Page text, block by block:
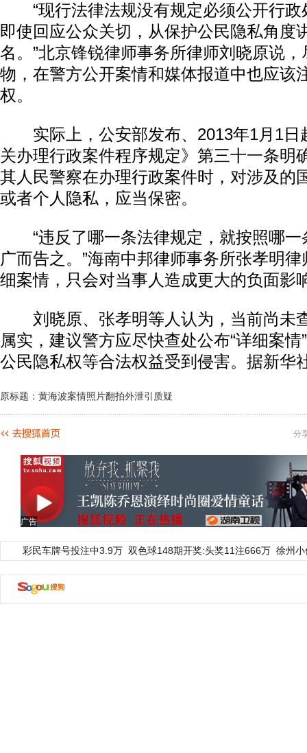
“现行法律法规没有规定必须公开行政
即使回应公众关切，从保护公民隐私角度
名。”北京锋锐律师事务所律师刘晓原说
物，在警方公开案情和媒体报道中也应该
权。
实际上，公安部发布、2013年1月1日
关办理行政案件程序规定》第三十一条明
其人民警察在办理行政案件时，对涉及的
或者个人隐私，应当保密。
“违反了哪一条法律规定，就按照哪一
广而告之。”海南中邦律师事务所张孝明
细案情，只会对当事人造成更大的负面影
刘晓原、张孝明等人认为，当前尚未查
属实，建议警方应尽快查处公布“详细案
公民隐私权等合法权益受到侵害。据新华
原标题：黄海波案情照片翻拍外泄引质疑
分
广告
彩民车牌号投注中3.9万 双色球148期开奖:头奖11注666万 徐州